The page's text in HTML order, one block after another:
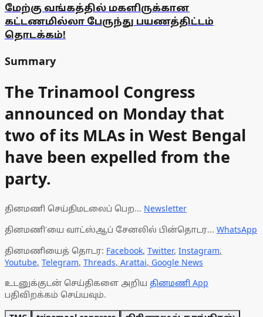
மேற்கு வங்கத்தில் மகளிருக்கான
கட்டணமில்லா பேருந்து பயணத்திட்டம்
தொடக்கம்!
Summary
The Trinamool Congress
announced on Monday that
two of its MLAs in West Bengal
have been expelled from the
party.
தினமணி செய்திமடலைப் பெற... Newsletter
தினமணி'யை வாட்ஸ்ஆப் சேனலில் பின்தொடர... WhatsApp
தினமணியைத் தொடர: Facebook, Twitter, Instagram,
Youtube, Telegram, Threads, Arattai, Google News
உடனுக்குடன் செய்திகளை அறிய தினமணி App
பதிவிறக்கம் செய்யவும்.